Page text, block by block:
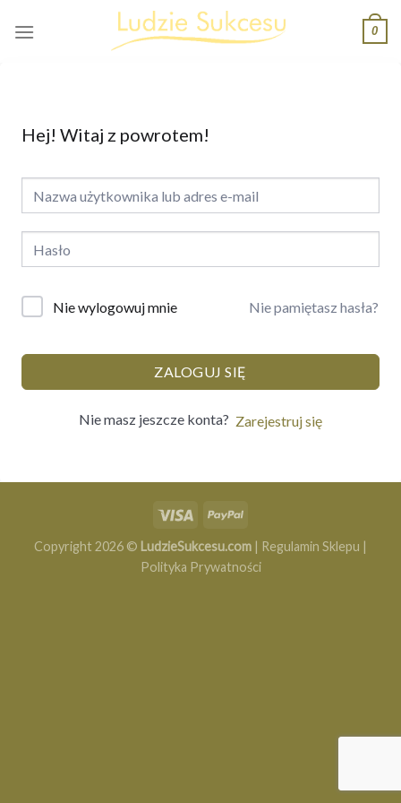
0
Hej! Witaj z powrotem!
Nie wylogowuj mnie Nie pamiętasz hasła?
ZALOGUJ SIĘ
Nie masz jeszcze konta? Zarejestruj się
Copyright 2026 © LudzieSukcesu.com | Regulamin Sklepu |
Polityka Prywatności